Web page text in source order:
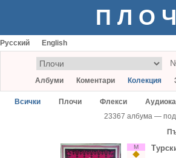
Русский English
Албуми Коментари Колекция
Всички Плочи Флекси
23367 албума —
М